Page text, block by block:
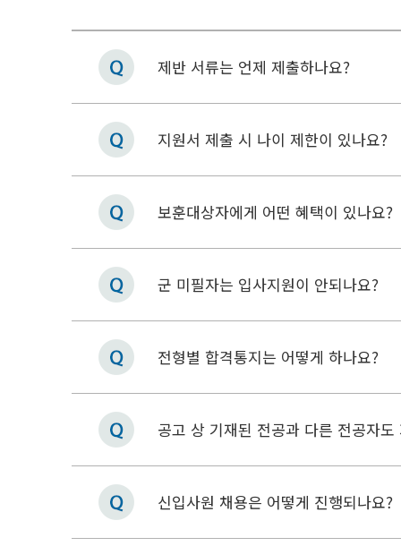
제반 서류는 언제 제출하나요?
지원서 제출 시 나이 제한이 있나요?
보훈대상자에게 어떤 혜택이 있나요?
군 미필자는 입사지원이 안되나요?
전형별 합격통지는 어떻게 하나요?
공고 상 기재된 전공과 다른 전공자
신입사원 채용은 어떻게 진행되나요?